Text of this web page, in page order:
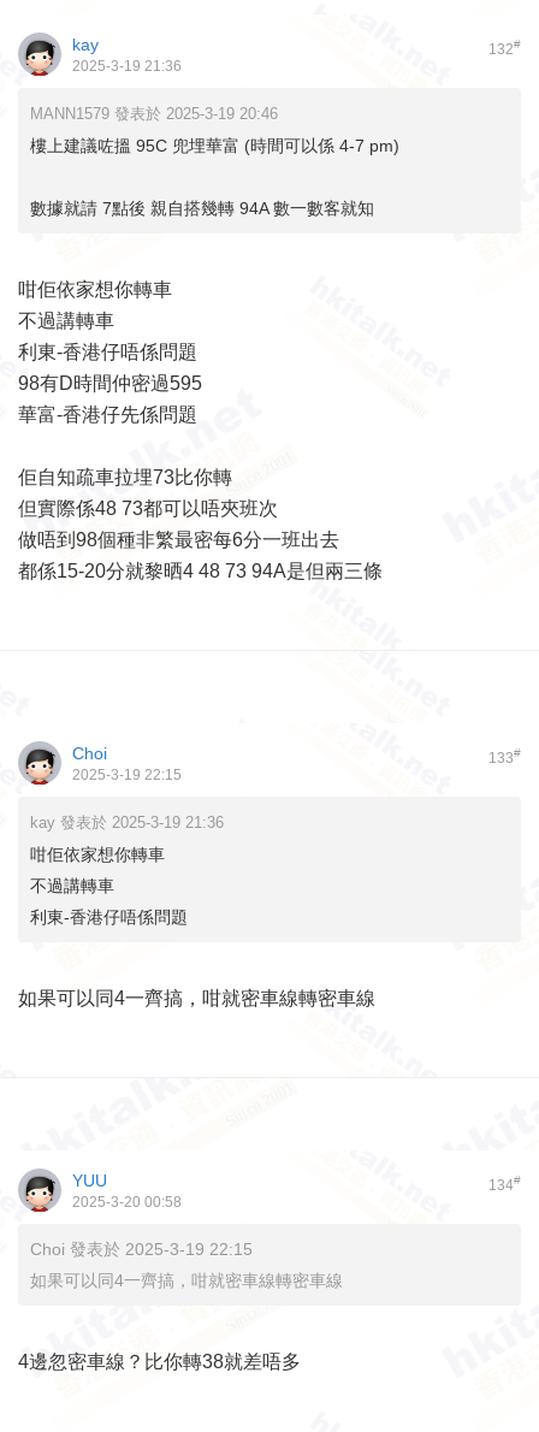
132#
kay
2025-3-19 21:36
MANN1579 發表於 2025-3-19 20:46
樓上建議咗搵 95C 兜埋華富 (時間可以係 4-7 pm)
數據就請 7點後 親自搭幾轉 94A 數一數客就知
咁佢依家想你轉車
不過講轉車
利東-香港仔唔係問題
98有D時間仲密過595
華富-香港仔先係問題
佢自知疏車拉埋73比你轉
但實際係48 73都可以唔夾班次
做唔到98個種非繁最密每6分一班出去
都係15-20分就黎晒4 48 73 94A是但兩三條
133#
Choi
2025-3-19 22:15
kay 發表於 2025-3-19 21:36
咁佢依家想你轉車
不過講轉車
利東-香港仔唔係問題
如果可以同4一齊搞，咁就密車線轉密車線
134#
YUU
2025-3-20 00:58
Choi 發表於 2025-3-19 22:15
如果可以同4一齊搞，咁就密車線轉密車線
4邊忽密車線？比你轉38就差唔多